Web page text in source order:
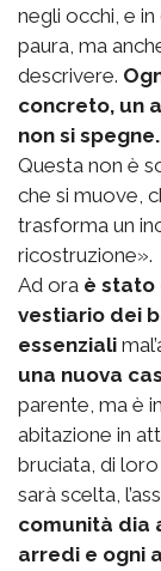
negli occhi, e
paura, ma
descrivere.
concreto, un
non si spegne.
Questa non è
che si muove,
trasforma un
ricostruzione».
Ad ora è stato
vestiario dei
essenziali
una nuova
parente, ma è
abitazione in
bruciata, di
sarà scelta,
comunità dia
arredi e ogni